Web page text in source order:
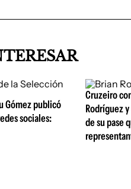
Gómez publicó
sociales:
Cruzeiro
Rodríguez
de su pase